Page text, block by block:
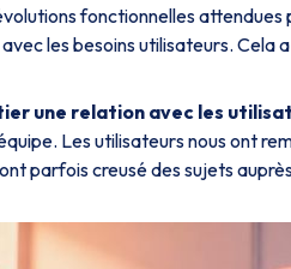
fonctionnelles attendues
les besoins utilisateurs. Cela
une relation avec les
Les utilisateurs nous ont
parfois creusé des sujets